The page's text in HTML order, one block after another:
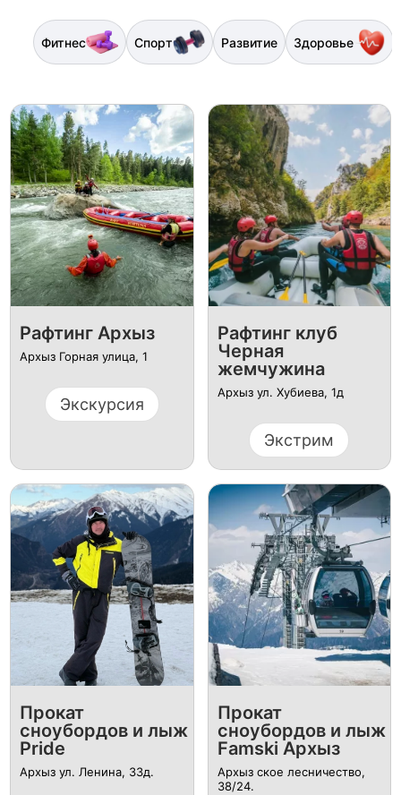
Фитнес Спорт Развитие Здоровье
Рафтинг Архыз
Архыз Горная улица, 1
Экскурсия
Рафтинг клуб
Черная
жемчужина
Архыз ул. Хубиева, 1д
Экстрим
Прокат
сноубордов и лыж
Pride
Архыз ул. Ленина, 33д.
Прокат
сноубордов и лыж
Famski Архыз
Архыз ское лесничество,
38/24.